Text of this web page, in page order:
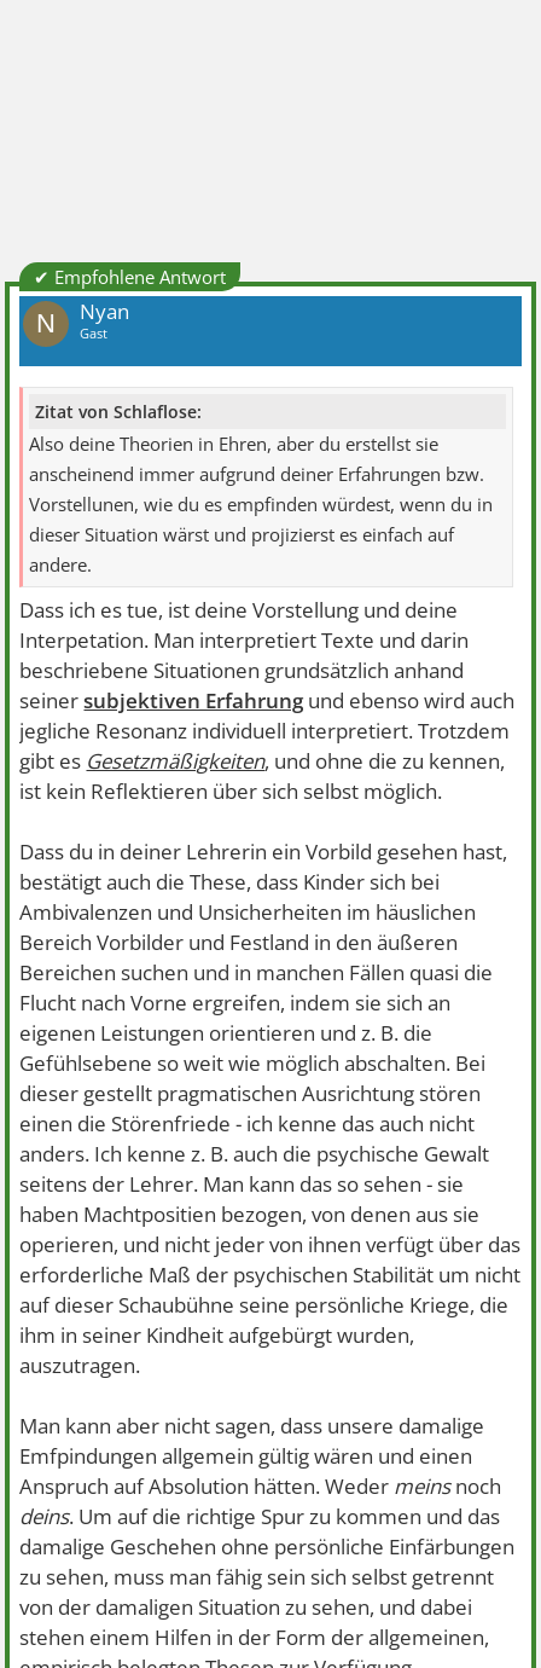
✔ Empfohlene Antwort
N Nyan
Gast
Zitat von Schlaflose:
Also deine Theorien in Ehren, aber du erstellst sie
anscheinend immer aufgrund deiner Erfahrungen bzw.
Vorstellunen, wie du es empfinden würdest, wenn du in
dieser Situation wärst und projizierst es einfach auf
andere.
Dass ich es tue, ist deine Vorstellung und deine
Interpetation. Man interpretiert Texte und darin
beschriebene Situationen grundsätzlich anhand
seinersubjektiven Erfahrungund ebenso wird auch
jegliche Resonanz individuell interpretiert. Trotzdem
gibt es Gesetzmäßigkeiten, und ohne die zu kennen,
ist kein Reflektieren über sich selbst möglich.
Dass du in deiner Lehrerin ein Vorbild gesehen hast,
bestätigt auch die These, dass Kinder sich bei
Ambivalenzen und Unsicherheiten im häuslichen
Bereich Vorbilder und Festland in den äußeren
Bereichen suchen und in manchen Fällen quasi die
Flucht nach Vorne ergreifen, indem sie sich an
eigenen Leistungen orientieren und z. B. die
Gefühlsebene so weit wie möglich abschalten. Bei
dieser gestellt pragmatischen Ausrichtung stören
einen die Störenfriede - ich kenne das auch nicht
anders. Ich kenne z. B. auch die psychische Gewalt
seitens der Lehrer. Man kann das so sehen - sie
haben Machtpositien bezogen, von denen aus sie
operieren, und nicht jeder von ihnen verfügt über das
erforderliche Maß der psychischen Stabilität um nicht
auf dieser Schaubühne seine persönliche Kriege, die
ihm in seiner Kindheit aufgebürgt wurden,
auszutragen.
Man kann aber nicht sagen, dass unsere damalige
Emfpindungen allgemein gültig wären und einen
Anspruch auf Absolution hätten. Weder meinsnoch
deins. Um auf die richtige Spur zu kommen und das
damalige Geschehen ohne persönliche Einfärbungen
zu sehen, muss man fähig sein sich selbst getrennt
von der damaligen Situation zu sehen, und dabei
stehen einem Hilfen in der Form der allgemeinen,